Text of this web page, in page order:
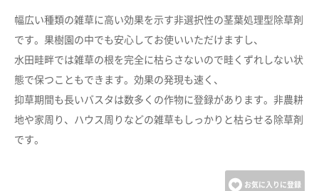
お買い物を続ける
カートへ進む
幅広い種類の雑草に高い効果を示す非選択性の茎葉処理型除草剤
です。果樹園の中でも安心してお使いいただけますし、
水田畦畔では雑草の根を完全に枯らさないので畦くずれしない状
態で保つこともできます。効果の発現も速く、
抑草期間も長いバスタは数多くの作物に登録があります。非農耕
地や家周り、ハウス周りなどの雑草もしっかりと枯らせる除草剤
です。
お気に入りに登録